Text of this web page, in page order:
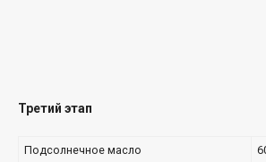
Третий этап
Подсолнечное масло